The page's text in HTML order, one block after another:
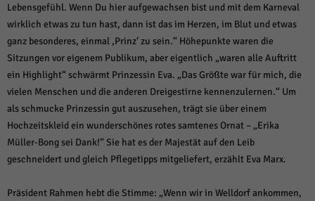
Lebensgefühl. Wenn Du hier aufgewachsen bist und mit dem Karneval
wirklich etwas zu tun hast, dann ist das im Herzen, im Blut und etwas
ganz besonderes, einmal ,Prinz‘ zu sein.“ Höhepunkte waren die
Sitzungen vor eigenem Publikum, aber eigentlich „waren alle Auftritt
ein Highlight“ schwärmt Prinzessin Eva. „Das Größte war für mich, die
vielen Menschen und die anderen Dreigestirne kennenzulernen.“ Um
als schmucke Prinzessin gut auszusehen, trägt sie über einem
Hochzeitskleid ein wunderschönes rotes samtenes Ornat – „Erika
Müller-Bong sei Dank!“ Sie hat es der Majestät auf den Leib
geschneidert und gleich Pflegetipps mitgeliefert, erzählt Eva Marx.
Präsident Rahmen hebt die Stimme: „Wenn wir in Welldorf ankommen,
standardmäßig blockiert. Wenn Cookies von externen Medien akzeptiert
werden, bedarf der Zugriff auf diese Inhalte keiner manuellen Einwilligung
mehr.
Cookie-Informationen anzeigen
powered by Borlabs Cookie Datenschutzerklärung Impressum